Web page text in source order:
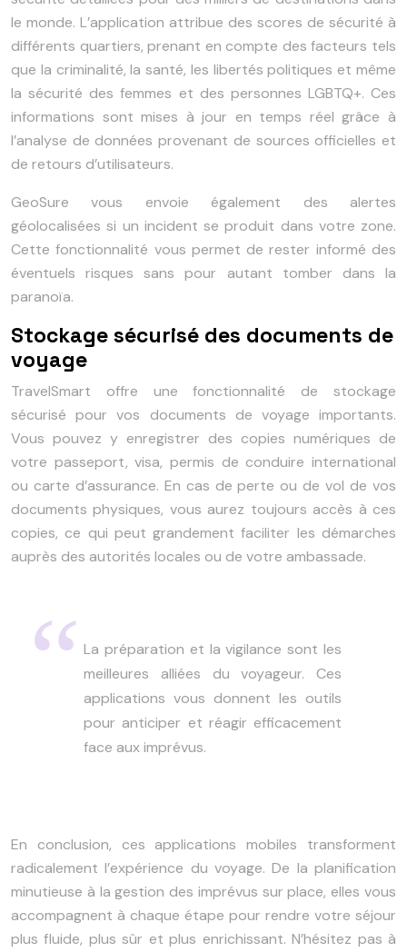
le monde. L’application attribue des scores de sécurité à
différents quartiers, prenant en compte des facteurs tels
que la criminalité, la santé, les libertés politiques et même
la sécurité des femmes et des personnes LGBTQ+. Ces
informations sont mises à jour en temps réel grâce à
l’analyse de données provenant de sources officielles et
de retours d’utilisateurs.
GeoSure vous envoie également des alertes
géolocalisées si un incident se produit dans votre zone.
Cette fonctionnalité vous permet de rester informé des
éventuels risques sans pour autant tomber dans la
paranoïa.
Stockage sécurisé des documents de
voyage
TravelSmart offre une fonctionnalité de stockage
sécurisé pour vos documents de voyage importants.
Vous pouvez y enregistrer des copies numériques de
votre passeport, visa, permis de conduire international
ou carte d’assurance. En cas de perte ou de vol de vos
documents physiques, vous aurez toujours accès à ces
copies, ce qui peut grandement faciliter les démarches
auprès des autorités locales ou de votre ambassade.
La préparation et la vigilance sont les
meilleures alliées du voyageur. Ces
applications vous donnent les outils
pour anticiper et réagir efficacement
face aux imprévus.
En conclusion, ces applications mobiles transforment
radicalement l’expérience du voyage. De la planification
minutieuse à la gestion des imprévus sur place, elles vous
accompagnent à chaque étape pour rendre votre séjour
plus fluide, plus sûr et plus enrichissant. N’hésitez pas à